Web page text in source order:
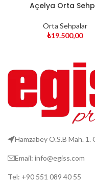
Açelya Orta
Orta Sehpalar
₺19.500,00
Hamzabey O.S.B Mah.
Email: info@egiss.com
Tel: +90 551 089 40 55